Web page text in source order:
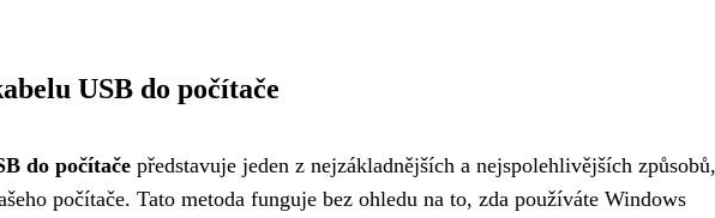
USB do počítače
do počítače představuje jeden z nejzákladnějších a nejspolehlivějších způsobů,
počítače. Tato metoda funguje bez ohledu na to, zda používáte Windows